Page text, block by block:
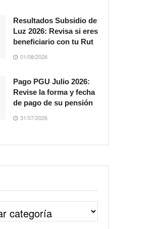
Resultados Subsidio de
Luz 2026: Revisa si eres
beneficiario con tu Rut
01/08/2026
Pago PGU Julio 2026:
Revise la forma y fecha
de pago de su pensión
31/07/2026